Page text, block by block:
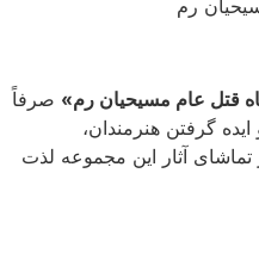
قتل عام مسیحیان رم» صرفاً
گرفتن هنرمندان،
آثار این مجموعه لذت